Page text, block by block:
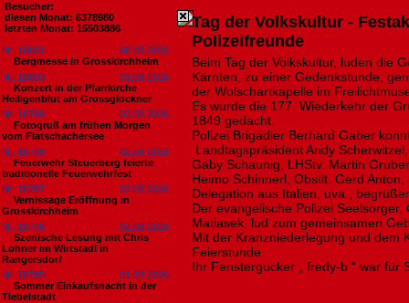
Besucher:
diesen Monat: 6378980
letzten Monat: 15503886
Nr. 18801
06.08.2026
Bergmesse in Grosskirchheim
Nr. 18800
03.08.2026
Konzert in der Pfarrkirche
Heiligenblut am Grossglockner
Nr. 18799
03.08.2026
Fotogruß am frühen Morgen
vom Flatschachersee
Nr. 18798
02.08.2026
Feuerwehr Steuerberg feierte
traditionelle Feuerwehrfest
Nr. 18797
02.08.2026
Vernissage Eröffnung in
Grosskirchheim
Nr. 18796
02.08.2026
Szenische Lesung mit Chris
Lohner im Wirtstadl in
Rangersdorf
Nr. 18795
01.08.2026
Sommer Einkaufsnacht in der
Tiebelstadt
Tag der Volkskultur -
Polizeifreunde
Beim Tag der Volkskultur, luden die
Kärnten, zu einer Gedenkstunde,
der Wolschartkapelle im
Es wurde die 177. Wiederkehr der
1849 gedacht.
Polizei Brigadier Berhard Gaber
Landtagspräsident Andy
Gaby Schaunig, LHStv. Martin
Heimo Schinnerl, Obstlt. Gerd
Delegation aus Italien, uva.,
Der evangelische Polizei
Matiasek, lud zum gemeinsamen
Mit der Kranzniederlegung und dem
Feierstunde.
Ihr Fenstergucker „ fredy-b “ war für